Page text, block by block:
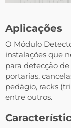
Aplicações
O Módulo
instalações que
para detecção
portarias,
pedágio, racks
entre outros.